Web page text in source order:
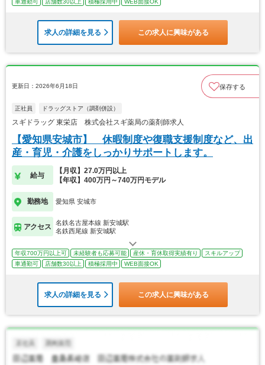
車通勤可 店舗数30以上 積極採用中 WEB面接OK
求人の詳細を見る この求人に興味がある
更新日：2026年6月18日 保存する
正社員 ドラッグストア（調剤併設）
スギドラッグ 東栄店 株式会社スギ薬局の薬剤師求人
【愛知県安城市】 休暇制度や復職支援制度など、出
産・育児・介護をしっかりサポートします。
給与
【月収】27.0万円以上
【年収】400万円～740万円モデル
勤務地 愛知県 安城市
アクセス
名鉄名古屋本線 新安城駅
名鉄西尾線 新安城駅
年収700万円以上可 未経験者も応募可能 産休・育休取得実績有り
スキルアップ
車通勤可
店舗数30以上 積極採用中 WEB面接OK
求人の詳細を見る この求人に興味がある